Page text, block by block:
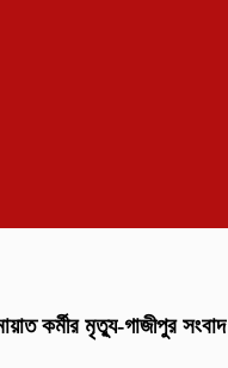
কর্মীর মৃত্যু-গাজীপুর সংবাদ